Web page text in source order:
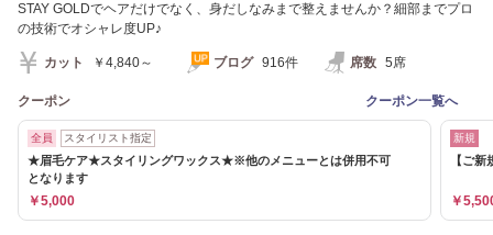
STAY GOLDでヘアだけでなく、身だしなみまで整えませんか？細部までプロ
の技術でオシャレ度UP♪
カット ￥4,840～ ブログ 916件 席数 5席
クーポン クーポン一覧へ
全員 スタイリスト指定
★眉毛ケア★スタイリングワックス★※他のメニューとは併用不可
となります
￥5,000
新規
【ご
￥